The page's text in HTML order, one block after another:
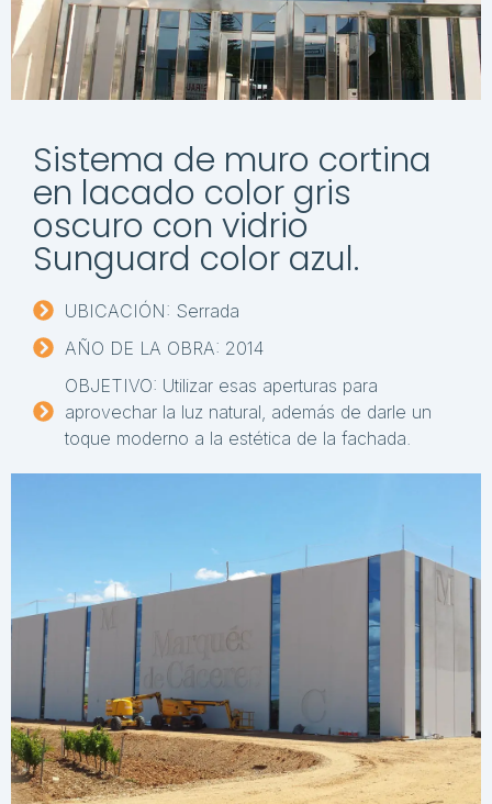
Sistema de muro cortina
en lacado color gris
oscuro con vidrio
Sunguard color azul.
UBICACIÓN: Serrada
AÑO DE LA OBRA: 2014
OBJETIVO: Utilizar esas aperturas para
aprovechar la luz natural, además de darle un
toque moderno a la estética de la fachada.